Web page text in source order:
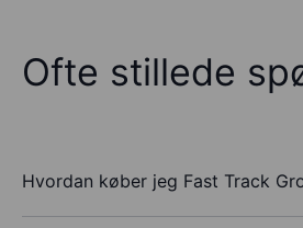
Ofte stillede
Hvordan køber jeg Fast Track